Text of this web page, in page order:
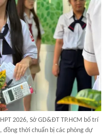
2026, Sở GD&ĐT TP.HCM bố trí
thời chuẩn bị các phòng dự